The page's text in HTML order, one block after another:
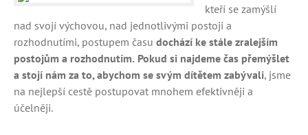
kteří se zamýšlí
nad svojí výchovou, nad jednotlivými postoji a
rozhodnutími, postupem času dochází ke stále zralejším
postojům a rozhodnutím. Pokud si najdeme čas přemýšlet
a stojí nám za to, abychom se svým dítětem zabývali, jsme
na nejlepší cestě postupovat mnohem efektivněji a
účelněji.